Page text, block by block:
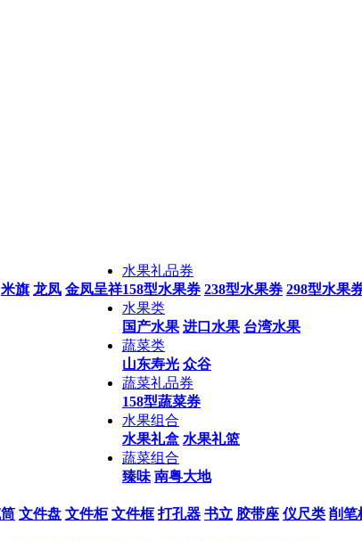
米旗 龙凤 金凤呈祥
水果礼品券
158型水果券 238型水果券 298型水果
水果类
国产水果 进口水果 台湾水果
蔬菜类
山东寿光 众谷
蔬菜礼品券
158型蔬菜券
水果组合
水果礼盒 水果礼篮
蔬菜组合
臻味 南粤大地
文件盘 文件柜 文件框 打孔器 书立 胶带座 仪尺类 削笔